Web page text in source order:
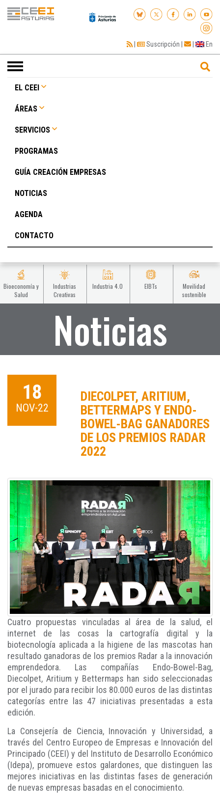
| Suscripción | | En
Toggle
navigation
EL CEEI
ÁREAS
SERVICIOS
PROGRAMAS
GUÍA CREACIÓN EMPRESAS
NOTICIAS
AGENDA
CONTACTO
Bioeconomía y
Salud
Industrias
Creativas
Industria 4.0 EIBTs
Movilidad
sostenible
Noticias
18
NOV-22
DIECOLPET, ARITIUM,
BETTERMAPS Y ENDO-
BOWEL-BAG GANADORES
DE LOS PREMIOS RADAR
2022
Cuatro propuestas vinculadas al área de la salud, el
internet de las cosas la cartografía digital y la
biotecnología aplicada a la higiene de las mascotas han
resultado ganadoras de los premios Radar a la innovación
emprendedora. Las compañías Endo-Bowel-Bag,
Diecolpet, Aritium y Bettermaps han sido seleccionadas
por el jurado para recibir los 80.000 euros de las distintas
categorías entre las 47 iniciativas presentadas a esta
edición.
La Consejería de Ciencia, Innovación y Universidad, a
través del Centro Europeo de Empresas e Innovación del
Principado (CEEI) y del Instituto de Desarrollo Económico
(Idepa), promueve estos galardones, que distinguen las
mejores iniciativas en las distintas fases de generación
de nuevas empresas basadas en el conocimiento.